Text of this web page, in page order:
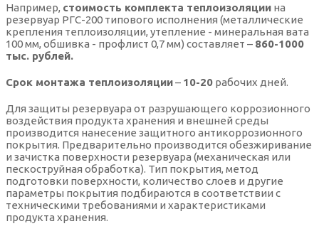
Например, стоимость комплекта теплоизоляции на
резервуар РГС-200 типового исполнения (металлические
крепления теплоизоляции, утепление - минеральная вата
100 мм, обшивка - профлист 0,7 мм) составляет – 860-1000
тыс. рублей.
Срок монтажа теплоизоляции– 10-20 рабочих дней.
Для защиты резервуара от разрушающего коррозионного
воздействия продукта хранения и внешней среды
производится нанесение защитного антикоррозионного
покрытия. Предварительно производится обезжиривание
и зачистка поверхности резервуара (механическая или
пескоструйная обработка). Тип покрытия, метод
подготовки поверхности, количество слоев и другие
параметры покрытия подбираются в соответствии с
техническими требованиями и характеристиками
продукта хранения.